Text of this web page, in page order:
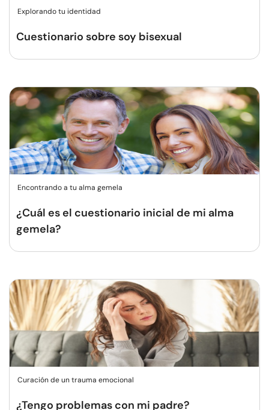
Explorando tu identidad
Cuestionario sobre soy bisexual
Encontrando a tu alma gemela
¿Cuál es el cuestionario inicial de mi alma
gemela?
Curación de un trauma emocional
¿Tengo problemas con mi padre?